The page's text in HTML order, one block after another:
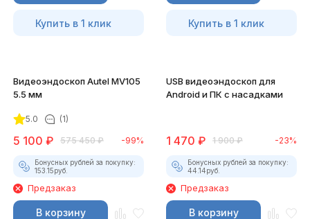
Купить в 1 клик Купить в 1 клик
Видеоэндоскоп Autel MV105
5.5 мм
5.0 (1)
5 100 ₽ 575 450 ₽ -99%
Бонусных рублей за покупку:
153.15руб.
Предзаказ
В корзину
USB видеоэндоскоп для
Android и ПК с насадками
1 470 ₽ 1 900 ₽ -23%
Бонусных рублей за покупку:
44.14руб.
Предзаказ
В корзину